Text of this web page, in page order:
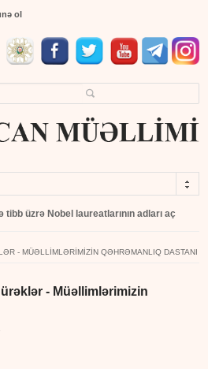
ol
üzrə Nobel laureatlarının adları açıqlandı
- MÜƏLLIMLƏRIMIZIN QƏHRƏMANLIQ DASTANI
- Müəllimlərimizin